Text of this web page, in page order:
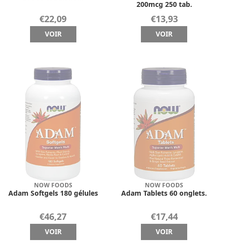
€22,09
VOIR
200mcg 250 tab.
€13,93
VOIR
NOW FOODS
Adam Softgels 180 gélules
€46,27
VOIR
NOW FOODS
Adam Tablets 60 onglets.
€17,44
VOIR